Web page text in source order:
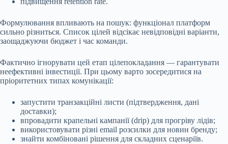
Формулювання впливають на пошук: функціонал платформ
сильно різниться. Список цілей відсікає невідповідні варіанти,
заощаджуючи бюджет і час команди.
Фактично ігнорувати цей етап цілепокладання — гарантувати
неефективні інвестиції. При цьому варто зосередитися на
пріоритетних типах комунікації:
запустити транзакційні листи (підтвердження, дані
доставки);
впровадити крапельні кампанії (drip) для прогріву лідів;
використовувати різні email розсилки для новин бренду;
знайти комбіновані рішення для складних сценаріїв.